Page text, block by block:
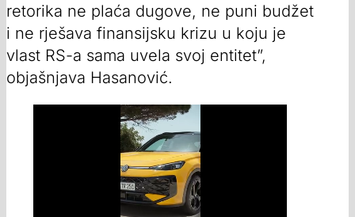
retorika ne plaća dugove, ne puni budžet
i ne rješava finansijsku krizu u koju je
vlast RS-a sama uvela svoj entitet”,
objašnjava Hasanović.